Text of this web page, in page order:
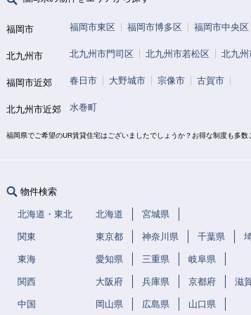
福岡市 福岡市東区 福岡市博多区 福岡市中央区
北九州市 北九州市門司区 北九州市若松区 北九州
福岡市近郊 春日市 大野城市 宗像市 古賀市
北九州市近郊 水巻町
福岡県でご希望のUR賃貸住宅はございましたでしょうか？お得な制度も多数
物件検索
北海道・東北 北海道 宮城県
関東 東京都 神奈川県 千葉県
東海 愛知県 三重県 岐阜県
関西 大阪府 兵庫県 京都府 滋
中国 岡山県 広島県 山口県